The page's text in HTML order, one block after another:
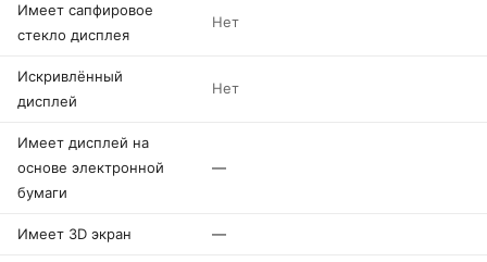
Имеет сапфировое
стекло дисплея
Нет
Искривлённый
дисплей
Нет
Имеет дисплей на
основе электронной
бумаги
—
Имеет 3D экран —